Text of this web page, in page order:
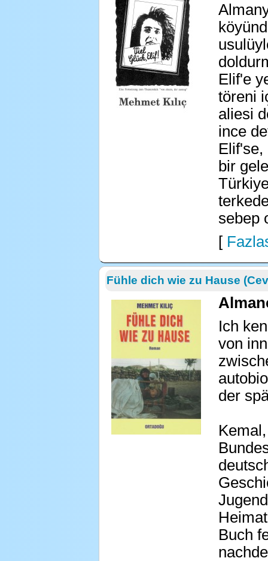
Elif'e
töreni
aliesi
ince
bir
sebep
[
Fühle dich wie zu Hause
Ich
von
der
Buch